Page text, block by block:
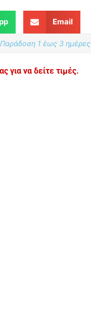
Email
1 έως 3 ημέρες
για να δείτε τιμές.